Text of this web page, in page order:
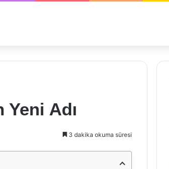
Adı
3 dakika okuma süresi